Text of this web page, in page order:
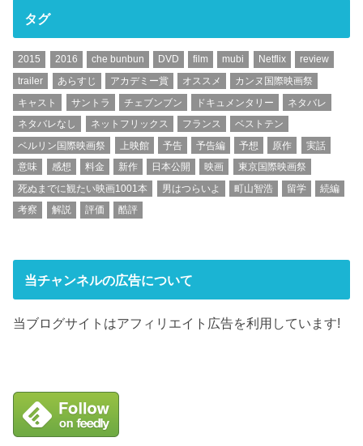
タグ
2015 2016 che bunbun DVD film mubi Netflix
review
trailer
あらすじ アカデミー賞 オススメ
カンヌ国際映画祭
キャスト
サントラ チェブンブン ドキュメンタリー
ネタバレ
ネタバレなし
ネットフリックス フランス
ベストテン
ベルリン国際映画祭
上映館 予告 予告編 予想 原作
実話
意味
感想 料金 新作 日本公開 映画
東京国際映画祭
死ぬまでに観たい映画1001本
男はつらいよ 町山智浩 留学
続編
考察
解説 評価 酷評
当チャンネルの広告について
当ブログサイトはアフィリエイト広告を利用しています!